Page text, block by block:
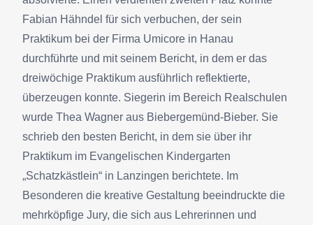
Fabian Hähndel für sich verbuchen, der sein
Praktikum bei der Firma Umicore in Hanau
durchführte und mit seinem Bericht, in dem er das
dreiwöchige Praktikum ausführlich reflektierte,
überzeugen konnte. Siegerin im Bereich Realschulen
wurde Thea Wagner aus Biebergemünd-Bieber. Sie
schrieb den besten Bericht, in dem sie über ihr
Praktikum im Evangelischen Kindergarten
„Schatzkästlein“ in Lanzingen berichtete. Im
Besonderen die kreative Gestaltung beeindruckte die
mehrköpfige Jury, die sich aus Lehrerinnen und